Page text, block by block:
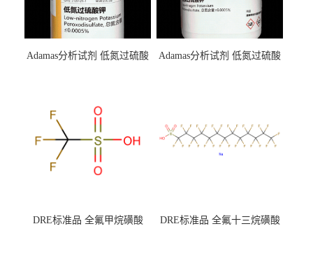
Adamas分析试剂 低氮过硫酸
（泰坦现货供应）
Adamas分析试剂 低氮过硫酸
DRE标准品 全氟甲烷磺酸
DRE标准品 全氟十三烷磺酸